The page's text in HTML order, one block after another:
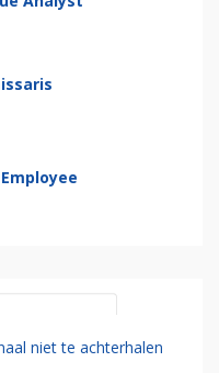
niet te achterhalen